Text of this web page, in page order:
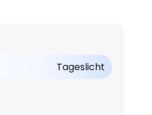
Tageslicht